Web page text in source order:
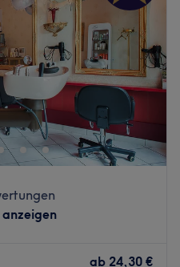
09:00
19:00
09:00–18:00
Geschlossen
Coiffeur sagt vieles über
Friseurprofis aus.
stehen kreative
und tolle Stylings an
selbst den
vollkommen gerecht.
Wer also auf der Suche
Vertrauens ist, sollte
gleich hier auf
und schnell in
ab 24,30 €